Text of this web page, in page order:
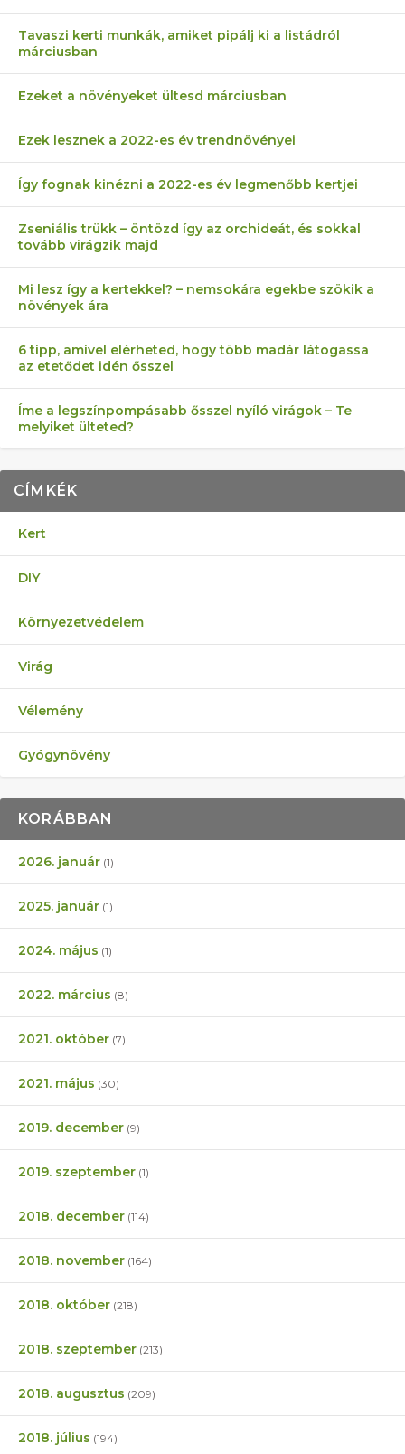
Tavaszi kerti munkák, amiket pipálj ki a listádról
márciusban
Ezeket a növényeket ültesd márciusban
Ezek lesznek a 2022-es év trendnövényei
Így fognak kinézni a 2022-es év legmenőbb kertjei
Zseniális trükk – öntözd így az orchideát, és sokkal
tovább virágzik majd
Mi lesz így a kertekkel? – nemsokára egekbe szökik a
növények ára
6 tipp, amivel elérheted, hogy több madár látogassa
az etetődet idén ősszel
Íme a legszínpompásabb ősszel nyíló virágok – Te
melyiket ülteted?
CÍMKÉK
Kert
DIY
Környezetvédelem
Virág
Vélemény
Gyógynövény
KORÁBBAN
2026. január (1)
2025. január (1)
2024. május (1)
2022. március (8)
2021. október (7)
2021. május (30)
2019. december (9)
2019. szeptember (1)
2018. december (114)
2018. november (164)
2018. október (218)
2018. szeptember (213)
2018. augusztus (209)
2018. július (194)